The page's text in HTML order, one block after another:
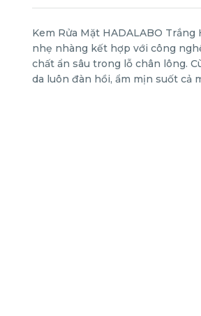
Kem Rửa Mặt HADALABO
nhẹ nhàng kết hợp với công
chất ẩn sâu trong lỗ chân lông.
da luôn đàn hồi, ẩm mịn suốt cả